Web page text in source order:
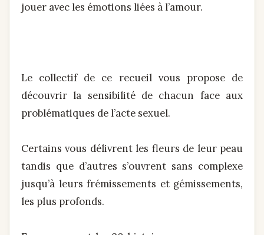
jouer avec les émotions liées à l’amour.
Le collectif de ce recueil vous propose de
découvrir la sensibilité de chacun face aux
problématiques de l’acte sexuel.
Certains vous délivrent les fleurs de leur peau
tandis que d’autres s’ouvrent sans complexe
jusqu’à leurs frémissements et gémissements,
les plus profonds.